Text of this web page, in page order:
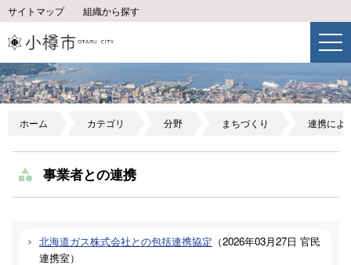
サイトマップ 組織から探す
ホーム カテゴリ 分野 まちづくり 連携によ
事業者との連携
北海道ガス株式会社との包括連携協定 （2026年03月27日 官民
連携室）